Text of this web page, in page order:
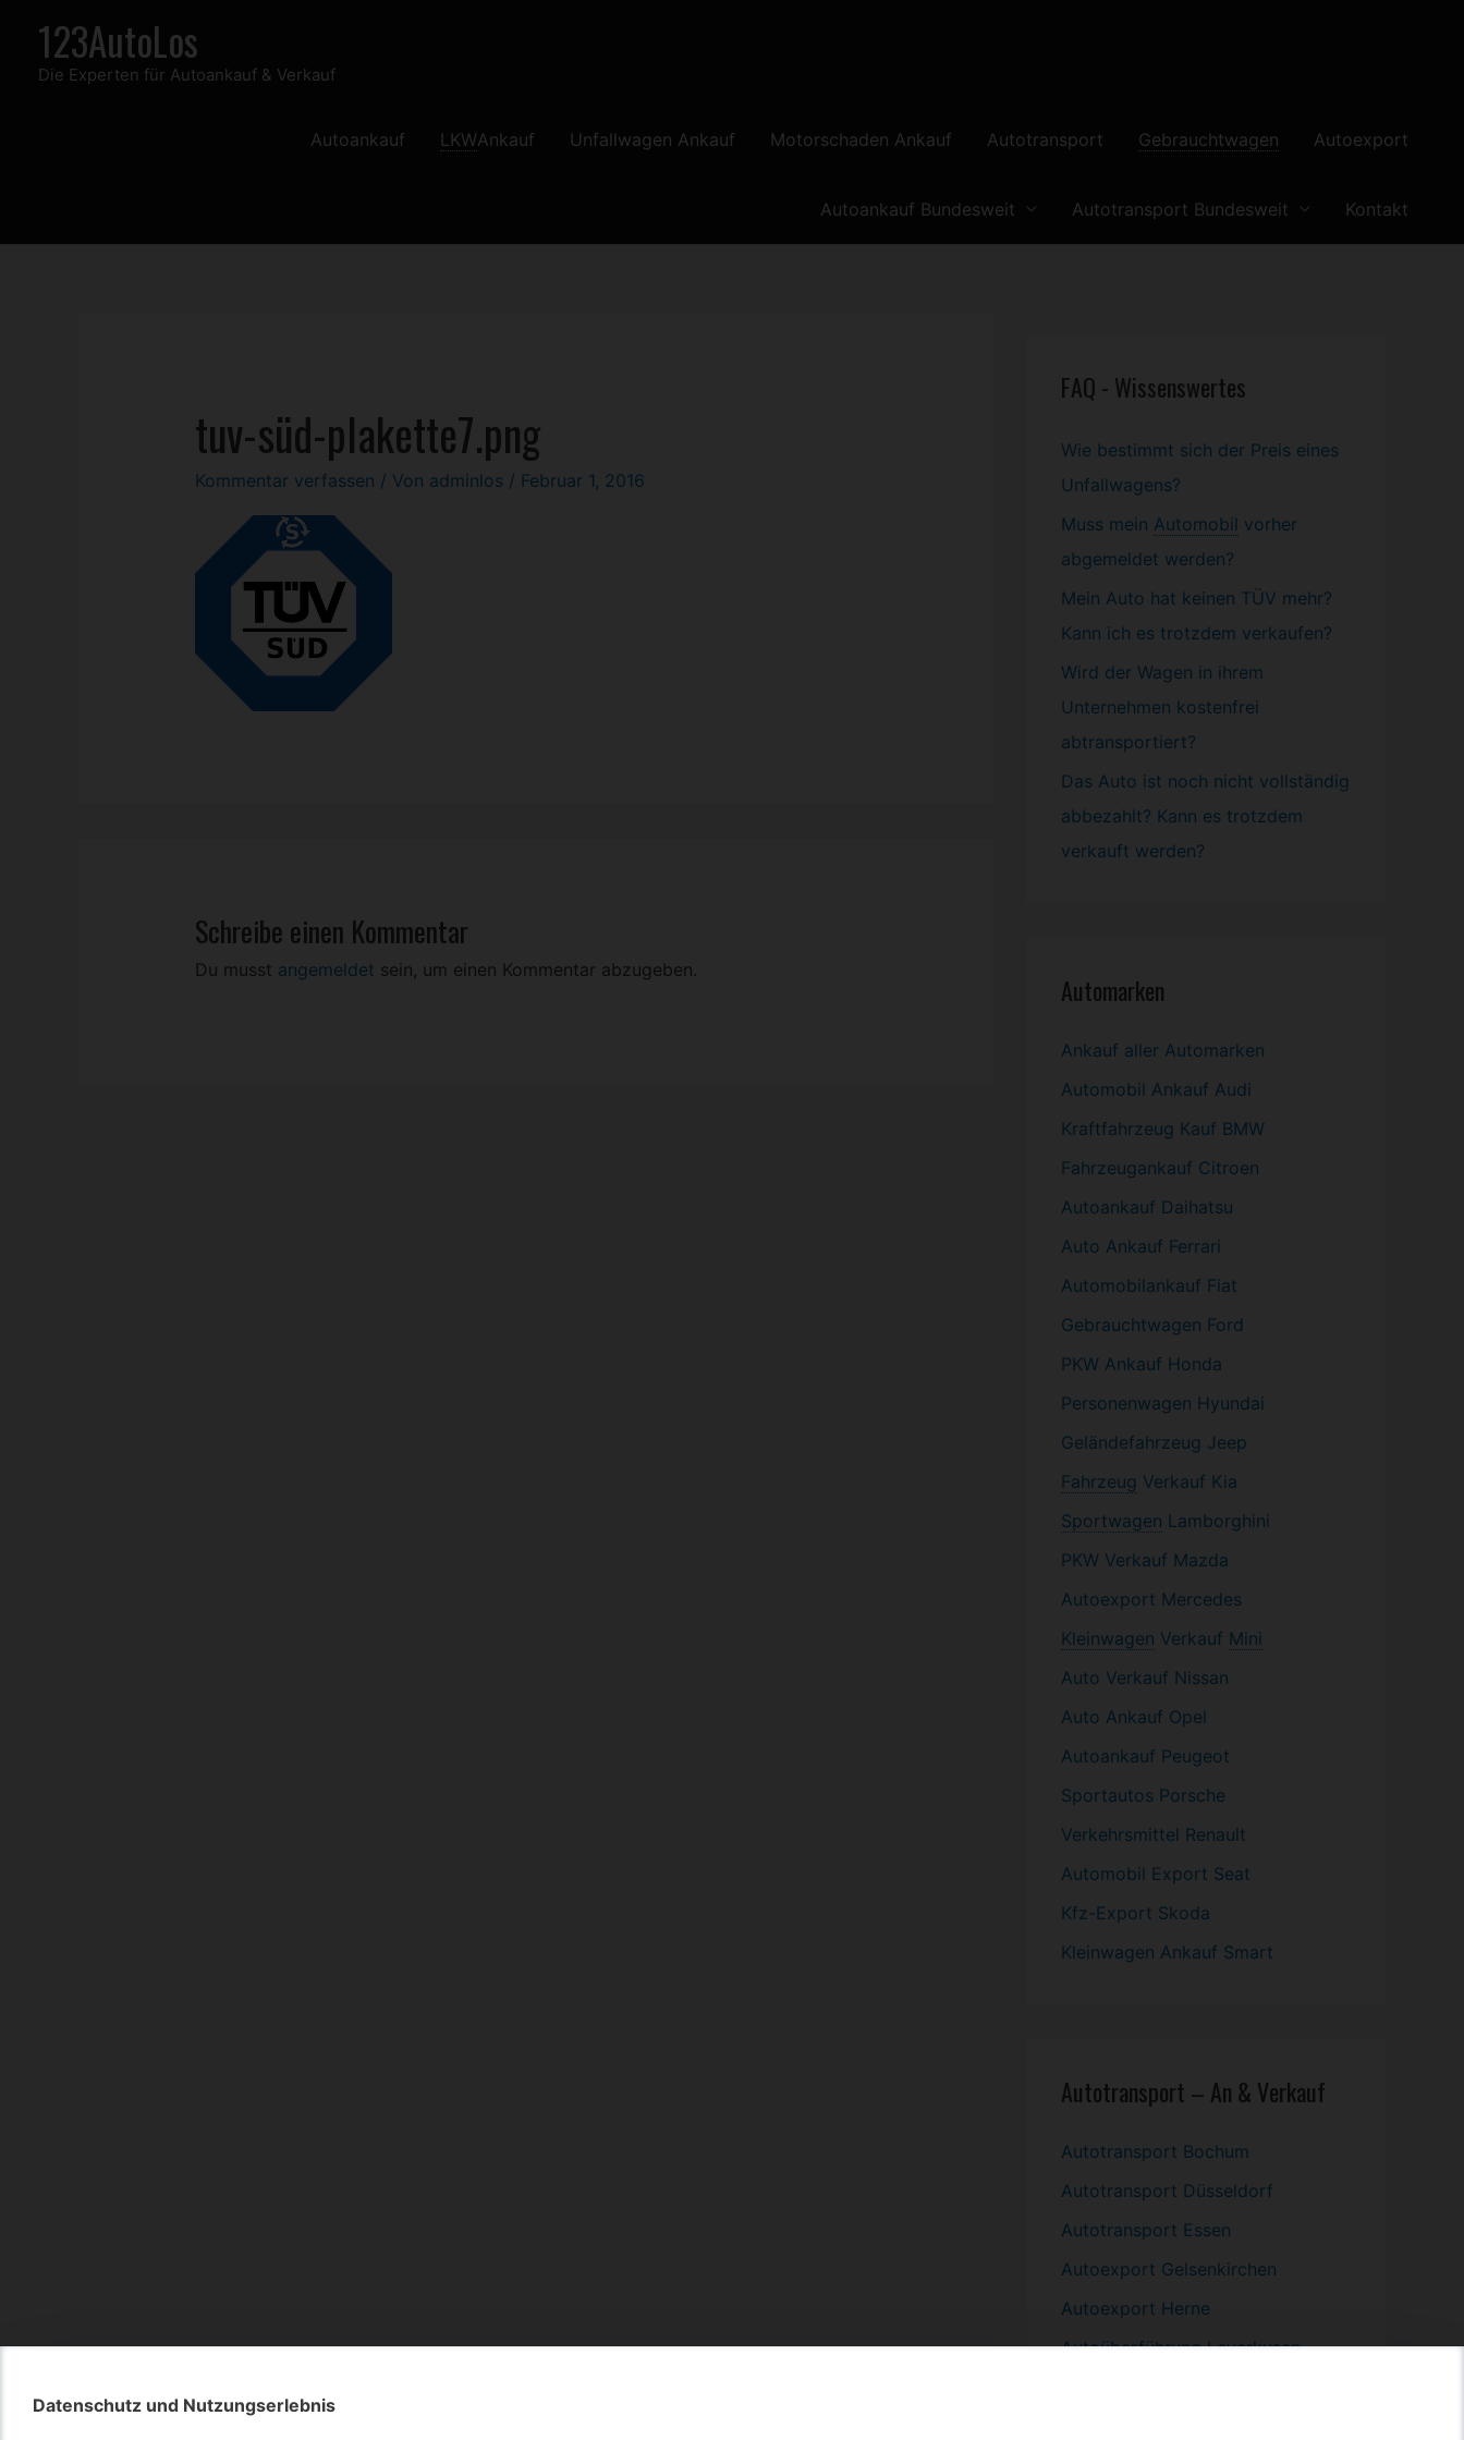
Datenschutz und Nutzungserlebnis
Datenschutz und Nutzungserlebnis
springen
123AutoLos
Die Experten für Autoankauf & Verkauf
Autoankauf LKWAnkauf Unfallwagen Ankauf Motorschaden Ankauf Autotransport Gebrauchtwagen Autoexport
Autoankauf Bundesweit Autotransport Bundesweit Kontakt
tuv-süd-plakette7.png
Kommentar verfassen / Von adminlos / Februar 1, 2016
Schreibe einen Kommentar
Du musst angemeldet sein, um einen Kommentar abzugeben.
FAQ - Wissenswertes
Wie bestimmt sich der Preis eines
Unfallwagens?
Muss mein Automobil vorher
abgemeldet werden?
Mein Auto hat keinen TÜV mehr?
Kann ich es trotzdem verkaufen?
Wird der Wagen in ihrem
Unternehmen kostenfrei
abtransportiert?
Das Auto ist noch nicht vollständig
abbezahlt? Kann es trotzdem
verkauft werden?
Automarken
Ankauf aller Automarken
Automobil Ankauf Audi
Kraftfahrzeug Kauf BMW
Fahrzeugankauf Citroen
Autoankauf Daihatsu
Auto Ankauf Ferrari
Automobilankauf Fiat
Gebrauchtwagen Ford
PKW Ankauf Honda
Personenwagen Hyundai
Geländefahrzeug Jeep
Fahrzeug Verkauf Kia
Sportwagen Lamborghini
PKW Verkauf Mazda
Autoexport Mercedes
Kleinwagen Verkauf Mini
Auto Verkauf Nissan
Auto Ankauf Opel
Autoankauf Peugeot
Sportautos Porsche
Verkehrsmittel Renault
Automobil Export Seat
Kfz-Export Skoda
Kleinwagen Ankauf Smart
Autotransport – An & Verkauf
Autotransport Bochum
Autotransport Düsseldorf
Autotransport Essen
Autoexport Gelsenkirchen
Autoexport Herne
Autoüberführung Leverkusen